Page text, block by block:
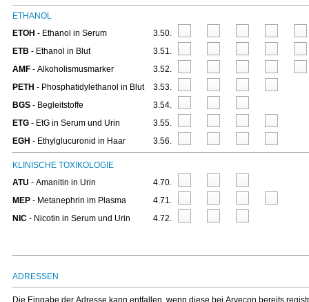
ETHANOL
ETOH- Ethanol in Serum
3.50.
ETB - Ethanol in Blut
3.51.
AMF- Alkoholismusmarker
3.52.
PETH - Phosphatidylethanol in Blut
3.53.
BGS - Begleitstoffe
3.54.
ETG- EtG in Serum und Urin
3.55.
EGH- Ethylglucuronid in Haar 3.56.
KLINISCHE TOXIKOLOGIE
ATU- Amanitin in Urin
4.70.
MEP - Metanephrin im Plasma
4.71.
NIC - Nicotin in Serum und Urin 4.72.
ADRESSEN